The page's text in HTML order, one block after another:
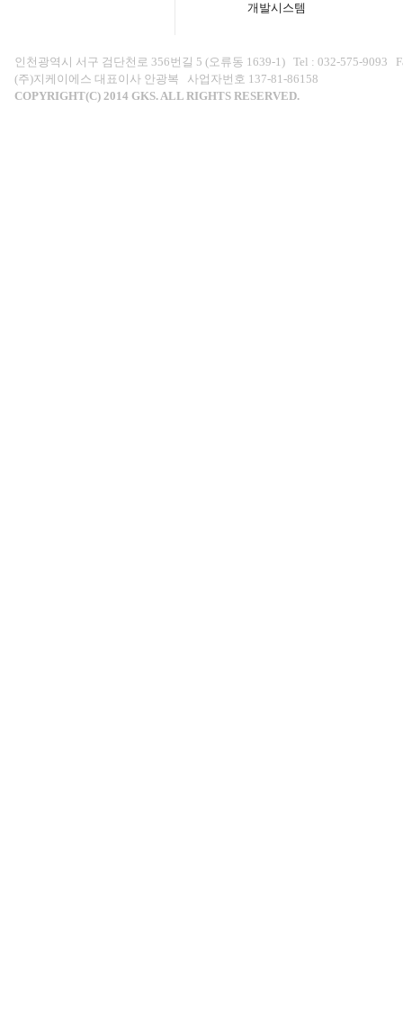
개발시스템
인천광역시 서구 검단천로 356번길 5 (오류동 1639-1) Tel : 032-575-9093
(주)지케이에스 대표이사 안광복 사업자번호 137-81-86158
COPYRIGHT(C) 2014 GKS. ALL RIGHTS RESERVED.